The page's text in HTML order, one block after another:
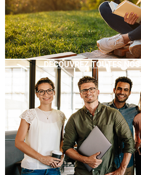
DÉCOUVREZ TOUTES